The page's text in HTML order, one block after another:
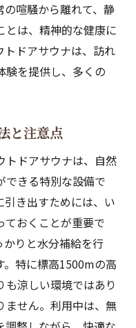
喧騒から離れて、静
とは、精神的な健康に
トドアサウナは、訪れ
験を提供し、多くの
と注意点
トドアサウナは、自然
できる特別な設備で
き出すためには、い
ておくことが重要で
かりと水分補給を行
。特に標高1500mの高
涼しい環境ではあり
ません。利用中は、無